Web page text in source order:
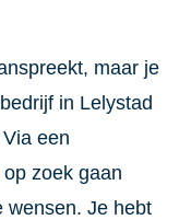
maar je
in Lelystad
een
zoek gaan
wensen. Je hebt